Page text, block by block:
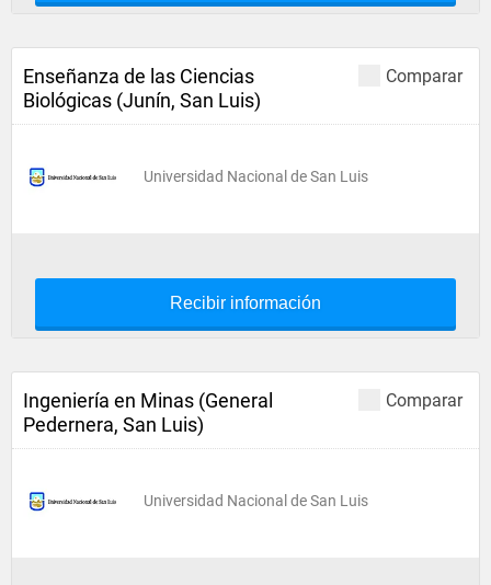
Comparar
Enseñanza de las Ciencias
Biológicas (Junín, San Luis)
Universidad Nacional de San Luis
Recibir información
Comparar
Ingeniería en Minas (General
Pedernera, San Luis)
Universidad Nacional de San Luis